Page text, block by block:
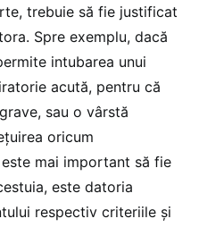
trebuie să fie justificat
Spre exemplu, dacă
intubarea unui
acută, pentru că
sau o vârstă
oricum
mai important să fie
este datoria
respectiv criteriile și